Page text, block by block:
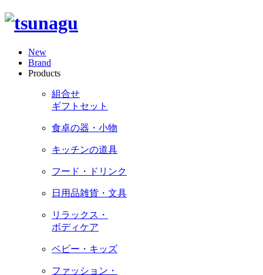
New
Brand
Products
組合せ
ギフトセット
食卓の器・小物
キッチンの道具
フード・ドリンク
日用品雑貨・文具
リラックス・
ボディケア
ベビー・キッズ
ファッション・